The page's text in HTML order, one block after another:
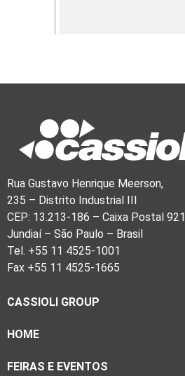
Rua Gustavo Henrique Meerson,
235 – Distrito Industrial III
CEP: 13.213-186 – Caixa Postal 921
Jundiaí – São Paulo – Brasil
Tel. +55 11 4525-1001
Fax +55 11 4525-1665
CASSIOLI GROUP
HOME
FEIRAS E EVENTOS